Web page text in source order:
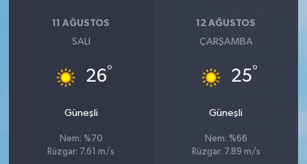
11 AĞUSTOS
SALI
26°
Güneşli
Nem: %70
Rüzgar: 7.61 m/s
12 AĞUSTOS
ÇARŞAMBA
25°
Güneşli
Nem: %66
Rüzgar: 7.89 m/s